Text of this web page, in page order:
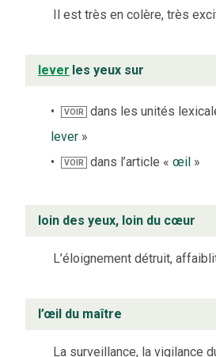
Il est très en colère, très
lever les yeux sur
VOIR dans les unités
lever »
VOIR dans l’article «œil »
loin des yeux, loin du cœur
L’éloignement détruit,
l’œil du maître
La surveillance, la vigilance